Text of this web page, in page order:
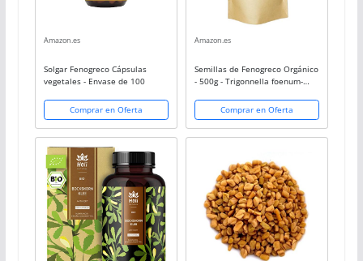
Amazon.es
Solgar Fenogreco Cápsulas
vegetales - Envase de 100
Comprar en Oferta
Amazon.es
Semillas de Fenogreco Orgánico
- 500g - Trigonnella foenum-
Comprar en Oferta